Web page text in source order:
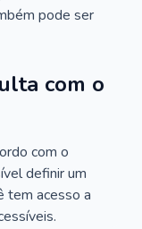
pode ser
com o
com o
definir um
tem acesso a